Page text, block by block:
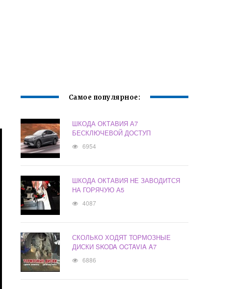
Самое популярное:
ШКОДА ОКТАВИЯ А7
БЕСКЛЮЧЕВОЙ ДОСТУП
6954
ШКОДА ОКТАВИЯ НЕ ЗАВОДИТСЯ
НА ГОРЯЧУЮ А5
4087
СКОЛЬКО ХОДЯТ ТОРМОЗНЫЕ
ДИСКИ SKODA OCTAVIA A7
6886